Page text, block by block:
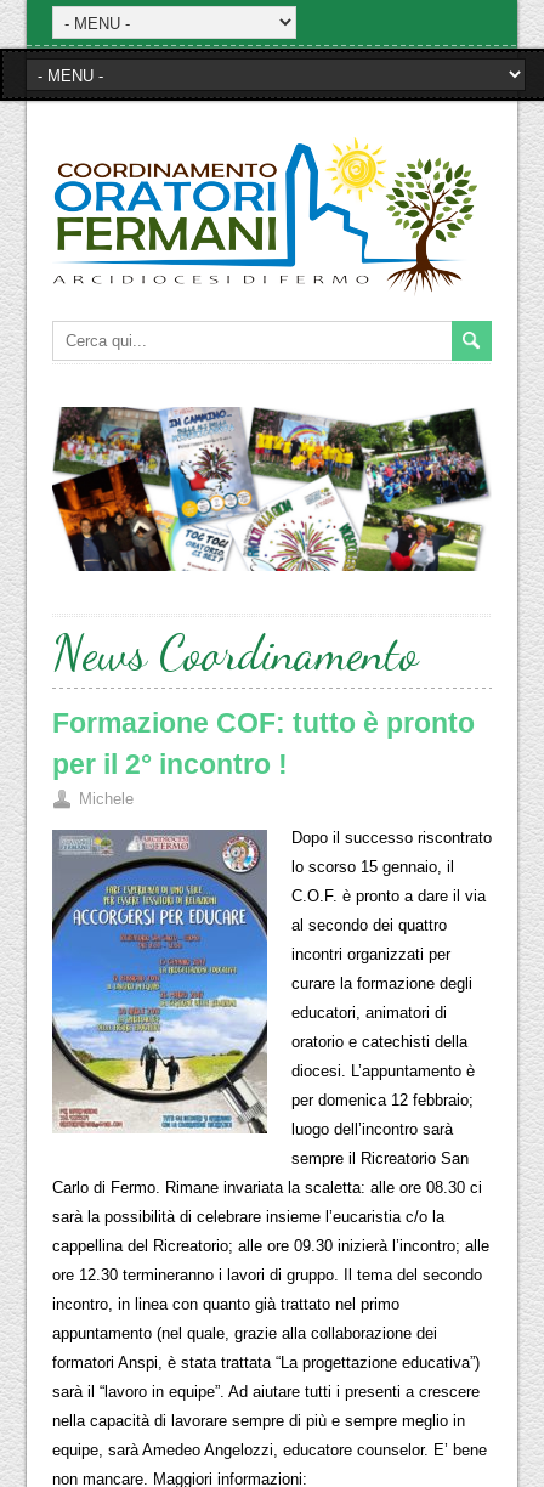
News Coordinamento
Formazione COF: tutto è pronto
per il 2° incontro !
Michele
Dopo il successo riscontrato
lo scorso 15 gennaio, il
C.O.F. è pronto a dare il via
al secondo dei quattro
incontri organizzati per
curare la formazione degli
educatori, animatori di
oratorio e catechisti della
diocesi. L’appuntamento è
per domenica 12 febbraio;
luogo dell’incontro sarà
sempre il Ricreatorio San
Carlo di Fermo. Rimane invariata la scaletta: alle ore 08.30 ci
sarà la possibilità di celebrare insieme l’eucaristia c/o la
cappellina del Ricreatorio; alle ore 09.30 inizierà l’incontro; alle
ore 12.30 termineranno i lavori di gruppo. Il tema del secondo
incontro, in linea con quanto già trattato nel primo
appuntamento (nel quale, grazie alla collaborazione dei
formatori Anspi, è stata trattata “La progettazione educativa”)
sarà il “lavoro in equipe”. Ad aiutare tutti i presenti a crescere
nella capacità di lavorare sempre di più e sempre meglio in
equipe, sarà Amedeo Angelozzi, educatore counselor. E’ bene
non mancare. Maggiori informazioni: